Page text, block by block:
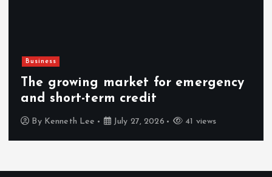
Business
The growing market for emergency
and short-term credit
By Kenneth Lee July 27, 2026 41 views